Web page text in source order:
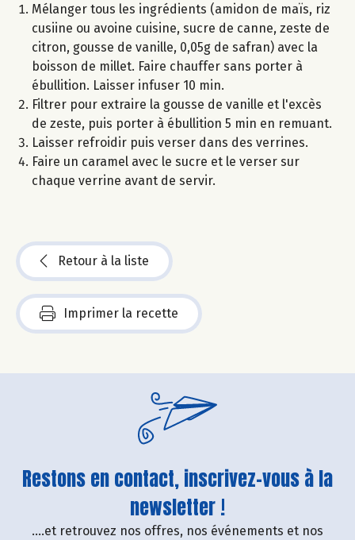
Mélanger tous les ingrédients (amidon de maïs, riz
cusiine ou avoine cuisine, sucre de canne, zeste de
citron, gousse de vanille, 0,05g de safran) avec la
boisson de millet. Faire chauffer sans porter à
ébullition. Laisser infuser 10 min.
Filtrer pour extraire la gousse de vanille et l'excès
de zeste, puis porter à ébullition 5 min en remuant.
Laisser refroidir puis verser dans des verrines.
Faire un caramel avec le sucre et le verser sur
chaque verrine avant de servir.
Retour à la liste
Imprimer la recette
Restons en contact, inscrivez-vous à la
newsletter !
....et retrouvez nos offres, nos événements et nos